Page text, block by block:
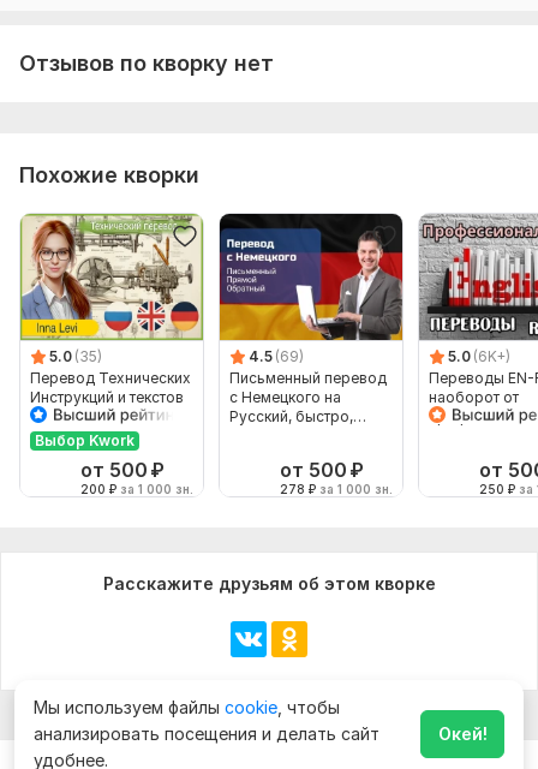
Отзывов по кворку нет
Похожие кворки
5.0 (35)
Перевод Технических
Инструкций и текстов
с Английского на
Русский
Выбор Kwork
от 500 ₽
200 ₽ за 1 000 зн.
4.5 (69)
Письменный перевод
с Немецкого на
Русский, быстро,
от 500 ₽
278 ₽ за 1 000 зн.
5.0 (6K+)
Переводы EN-
наоборот от
от
250 ₽ за
Расскажите друзьям об этом кворке
Мы используем файлы cookie , чтобы
анализировать посещения и делать сайт
удобнее.
Окей!